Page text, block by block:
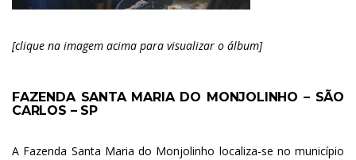
[clique na imagem acima para visualizar o álbum]
FAZENDA SANTA MARIA DO MONJOLINHO – SÃO
CARLOS – SP
A Fazenda Santa Maria do Monjolinho localiza-se no município